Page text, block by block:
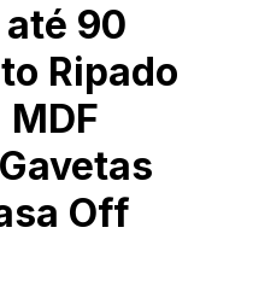
90
Ripado
MDF
Off